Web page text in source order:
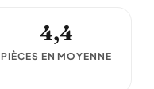
4,4
PIÈCES EN MOYENNE